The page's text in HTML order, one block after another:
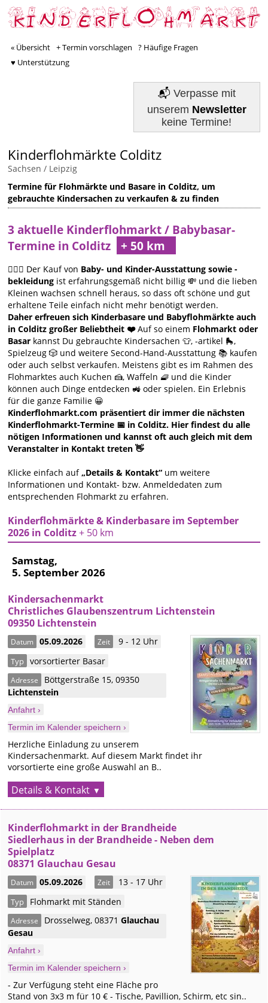
« Übersicht + Termin vorschlagen
? Häufige Fragen
♥ Unterstützung
📬 Verpasse mit
unserem Newsletter
keine Termine!
Kinderflohmärkte Colditz
Sachsen / Leipzig
Termine für Flohmärkte und Basare in Colditz, um
gebrauchte Kindersachen zu verkaufen & zu finden
3 aktuelle Kinderflohmarkt / Babybasar-
Termine in Colditz
🙋🏻‍♀️ Der Kauf von Baby- und Kinder-Ausstattung sowie -
bekleidung ist erfahrungsgemäß nicht billig 💸 und die lieben
Kleinen wachsen schnell heraus, so dass oft schöne und gut
erhaltene Teile einfach nicht mehr benötigt werden.
Daher erfreuen sich Kinderbasare und Babyflohmärkte auch
in Colditz großer Beliebtheit ❤️Auf so einem Flohmarkt oder
Basar kannst Du gebrauchte Kindersachen 👕, -artikel 🛼,
Spielzeug 🎲 und weitere Second-Hand-Ausstattung 📚 kaufen
oder auch selbst verkaufen. Meistens gibt es im Rahmen des
Flohmarktes auch Kuchen 🍰, Waffeln 🧇 und die Kinder
können auch Dinge entdecken 🚜 oder spielen. Ein Erlebnis
für die ganze Familie 😀
Kinderflohmarkt.com präsentiert dir immer die nächsten
Kinderflohmarkt-Termine 📅 in Colditz. Hier findest du alle
nötigen Informationen und kannst oft auch gleich mit dem
Veranstalter in Kontakt treten 👋
Klicke einfach auf„Details & Kontakt“ um weitere
Informationen und Kontakt- bzw. Anmeldedaten zum
entsprechenden Flohmarkt zu erfahren.
Kinderflohmärkte & Kinderbasare im September
2026 in Colditz+ 50 km
Samstag,
5. September 2026
Kindersachenmarkt
Christliches Glaubenszentrum Lichtenstein
09350 Lichtenstein
Datum 05.09.2026 Zeit 9 - 12 Uhr
Typ vorsortierter Basar
Adresse Böttgerstraße 15,09350
Lichtenstein
Anfahrt ›
Termin im Kalender speichern ›
Herzliche Einladung zu unserem
Kindersachenmarkt. Auf diesem Markt findet ihr
vorsortierte eine große Auswahl an B..
Details & Kontakt
Kinderflohmarkt in der Brandheide
Siedlerhaus in der Brandheide - Neben dem
Spielplatz
08371 Glauchau Gesau
Datum 05.09.2026 Zeit 13 - 17 Uhr
Typ Flohmarkt mit Ständen
Adresse Drosselweg,08371Glauchau
Gesau
Anfahrt ›
Termin im Kalender speichern ›
- Zur Verfügung steht eine Fläche pro
Stand von 3x3 m für 10 € - Tische, Pavillion, Schirm, etc sin..